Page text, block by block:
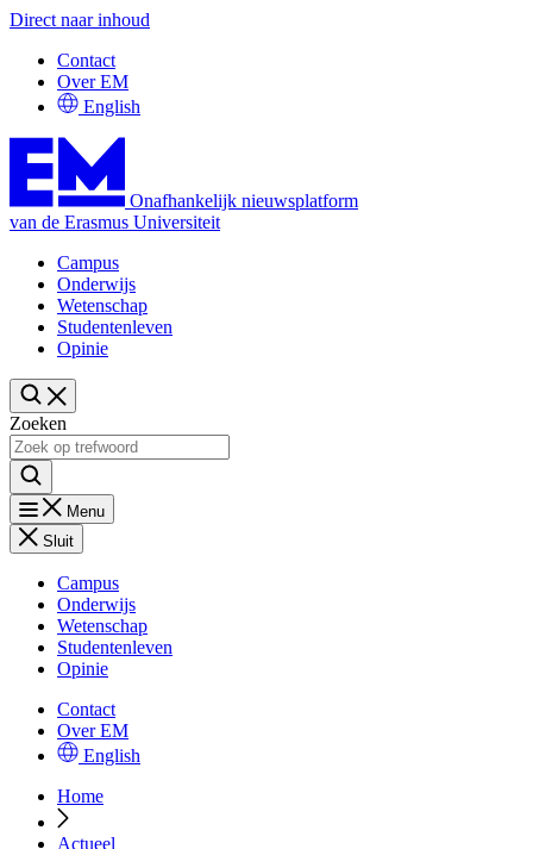
Direct naar inhoud
Contact
Over EM
English
Onafhankelijk nieuwsplatform
van de Erasmus Universiteit
Campus
Onderwijs
Wetenschap
Studentenleven
Opinie
Zoeken
Menu
Sluit
Campus
Onderwijs
Wetenschap
Studentenleven
Opinie
Contact
Over EM
English
Home
Actueel